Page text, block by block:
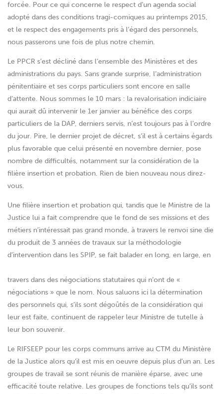
forcée. Pour ce qui concerne le respect d’un agenda social
adopté dans des conditions tragi-comiques au printemps 2015,
et le respect des engagements pris à l’égard des personnels,
nous passerons une fois de plus notre chemin.
Le PPCR s’est décliné dans l’ensemble des Ministères et des
administrations du pays. Sans grande surprise, l’administration
pénitentiaire et ses corps particuliers sont encore en salle
d’attente. Nous sommes le 10 mars : la revalorisation indiciaire
qui aurait dû intervenir le 1er janvier au bénéfice des corps
particuliers de la DAP, derniers servis, n’est toujours pas à l’ordre
du jour. Pire, le dernier projet de décret, s’il est à certains égards
plus favorable que celui présenté en novembre dernier, pose
nombre de difficultés, notamment sur la considération de la
filière insertion et probation. Rien de bien nouveau nous direz-
vous.
Une filière insertion et probation qui, tandis que le Ministre de la
Justice lui a fait comprendre que le fond de ses missions et des
métiers n’intéressait pas grand monde, à travers le renvoi sine die
du produit de 3 années de travaux sur la méthodologie
d’intervention dans les SPIP, se fait balader en long, en large, en
travers dans des négociations statutaires qui n’ont de «
négociations » que le nom. Nous saluons ici la détermination
des personnels qui, s’ils sont dégoûtés de la considération qui
leur est faite, continuent de rappeler leur Ministre de tutelle à
leur bon souvenir.
Le RIFSEEP pour les corps communs arrive au CTM du Ministère
de la Justice alors qu’il est mis en oeuvre depuis plus d’un an. Les
groupes de travail se sont réunis de manière éparse, avec une
efficacité toute relative. Les groupes de fonctions tels qu’ils sont